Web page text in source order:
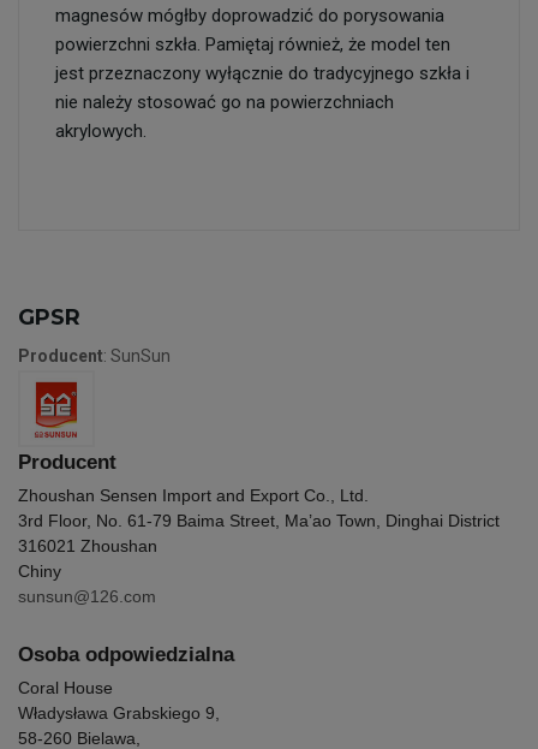
magnesów mógłby doprowadzić do porysowania
powierzchni szkła. Pamiętaj również, że model ten
jest przeznaczony wyłącznie do tradycyjnego szkła i
nie należy stosować go na powierzchniach
akrylowych.
GPSR
Producent: SunSun
Producent
Zhoushan Sensen Import and Export Co., Ltd.
3rd Floor, No. 61-79 Baima Street, Ma’ao Town, Dinghai District
316021 Zhoushan
Chiny
sunsun@126.com
Osoba odpowiedzialna
Coral House
Władysława Grabskiego 9,
58-260 Bielawa,